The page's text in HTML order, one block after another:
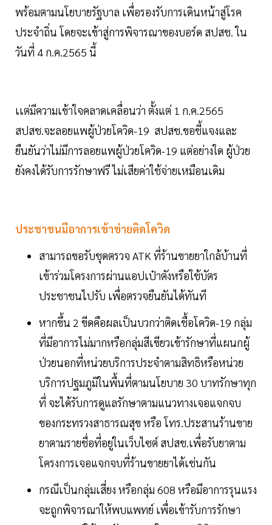
พร้อมตามนโยบายรัฐบาล เพื่อรองรับการเดินหน้าสู่โรค
ประจำถิ่น โดยจะเข้าสู่การพิจารณาของบอร์ด สปสช. ใน
วันที่ 4 ก.ค.2565 นี้
เเต่มีความเข้าใจคลาดเคลื่อนว่า ตั้งแต่ 1 ก.ค.2565
สปสช.จะลอยแพผู้ป่วยโควิด-19 สปสช.ขอชี้แจงและ
ยืนยันว่าไม่มีการลอยแพผู้ป่วยโควิด-19 แต่อย่างใด ผู้ป่วย
ยังคงได้รับการรักษาฟรี ไม่เสียค่าใช้จ่ายเหมือนเดิม
ประชาชนมีอาการเข้าข่ายติดโควิด
สามารถขอรับชุดตรวจ ATK ที่ร้านขายยาใกล้บ้านที่
เข้าร่วมโครงการผ่านแอปเป๋าตังหรือใช้บัตร
ประชาชนไปรับ เพื่อตรวจยืนยันได้ทันที
หากขึ้น 2 ขีดคือผลเป็นบวกว่าติดเชื้อโควิด-19 กลุ่ม
ที่มีอาการไม่มากหรือกลุ่มสีเขียวเข้ารักษาที่แผนกผู้
ป่วยนอกที่หน่วยบริการประจำตามสิทธิหรือหน่วย
บริการปฐมภูมิในพื้นที่ตามนโยบาย 30 บาทรักษาทุก
ที่ จะได้รับการดูแลรักษาตามแนวทางเจอแจกจบ
ของกระทรวงสาธารณสุข หรือ โทร.ประสานร้านขาย
ยาตามรายชื่อที่อยู่ในเว็บไซต์ สปสช.เพื่อรับยาตาม
โครงการเจอแจกจบที่ร้านขายยาได้เช่นกัน
กรณีเป็นกลุ่มเสี่ยง หรือกลุ่ม 608 หรือมีอาการรุนแรง
จะถูกพิจารณาให้พบแพทย์ เพื่อเข้ารับการรักษา